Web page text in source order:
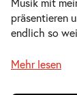
präsentieren
endlich so
Mehr lesen